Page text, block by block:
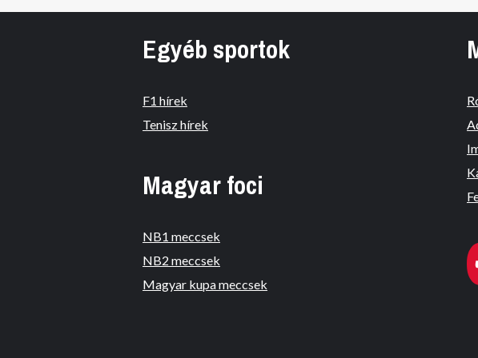
Egyéb sportok
F1 hírek
Tenisz hírek
Magyar foci
NB1 meccsek
NB2 meccsek
Magyar kupa meccsek